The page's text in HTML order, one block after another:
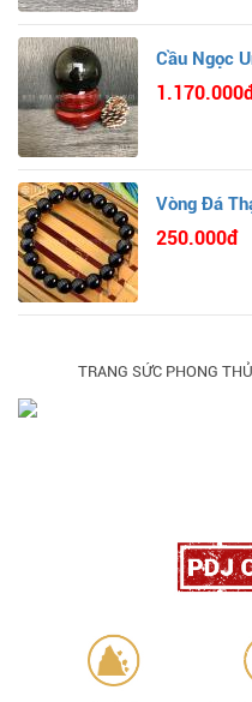
Cầu Ngọc
Vòng Đá
250.000đ
TRANG SỨC PHONG